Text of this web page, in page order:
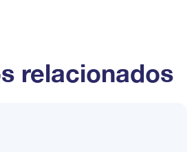
relacionados